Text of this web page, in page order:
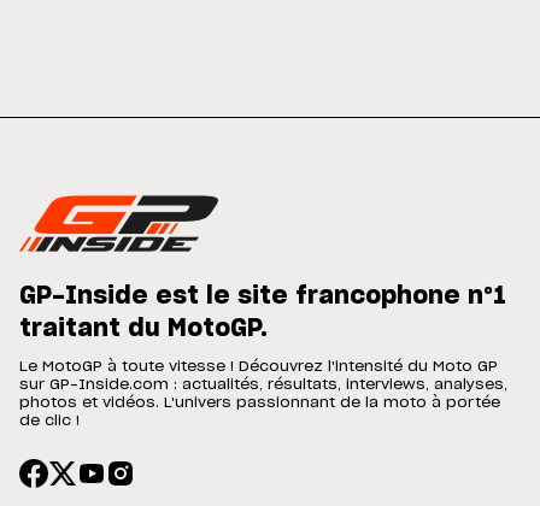
GP-Inside est le site francophone n°1
traitant du MotoGP.
Le MotoGP à toute vitesse ! Découvrez l'intensité du Moto GP
sur GP-Inside.com : actualités, résultats, interviews, analyses,
photos et vidéos. L'univers passionnant de la moto à portée
de clic !